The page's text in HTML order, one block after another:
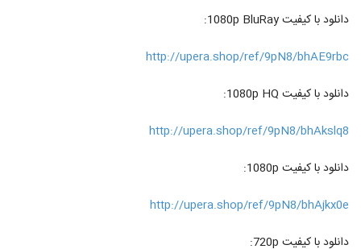
دانلود با کیفیت 1080p BluRay:
http://upera.shop/ref/9pN8/bhAE9rbc
دانلود با کیفیت 1080p HQ:
http://upera.shop/ref/9pN8/bhAkslq8
دانلود با کیفیت 1080p:
http://upera.shop/ref/9pN8/bhAjkx0e
دانلود با کیفیت 720p: